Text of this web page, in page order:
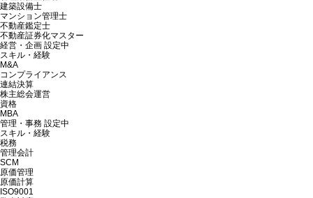
建築設備士
マンション管理士
不動産鑑定士
不動産証券化マスター
経営・企画 設定中
スキル・経験
M&A
コンプライアンス
連結決算
株主総会運営
資格
MBA
管理・事務 設定中
スキル・経験
税務
管理会計
SCM
原価管理
原価計算
ISO9001